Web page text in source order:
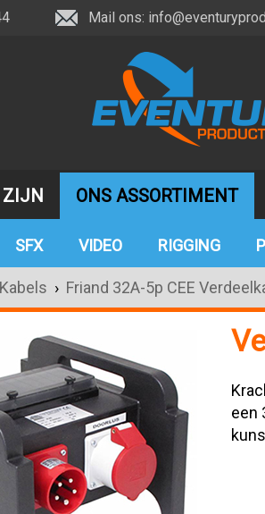
Mail ons:
ZIJN ONS ASSORTIMENT
SFX VIDEO RIGGING
Kabels › Friand 32A-5p CEE
een